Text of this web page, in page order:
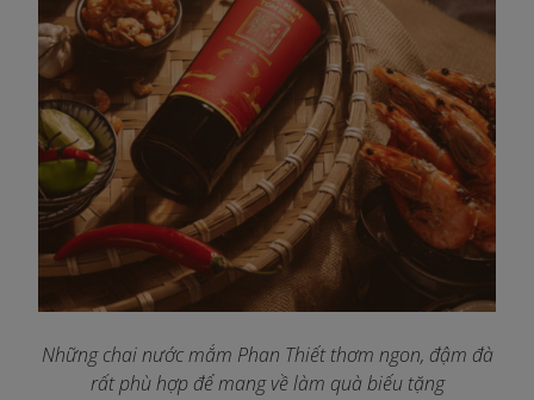
Những chai nước mắm Phan Thiết thơm ngon, đậm đà
rất phù hợp để mang về làm quà biếu tặng